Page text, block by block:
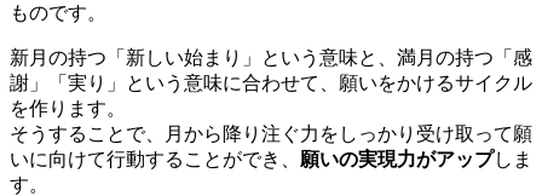
ものです。
新月の持つ「新しい始まり」という意味と、満月の持つ「感
謝」「実り」という意味に合わせて、願いをかけるサイクル
を作ります。
そうすることで、月から降り注ぐ力をしっかり受け取って願
いに向けて行動することができ、 願いの実現力がアップしま
す。